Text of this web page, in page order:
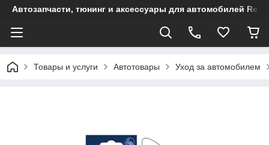
Автозапчасти, тюнинг и аксессуары для автомобилей
Товары и услуги Автотовары Уход за автомобилем